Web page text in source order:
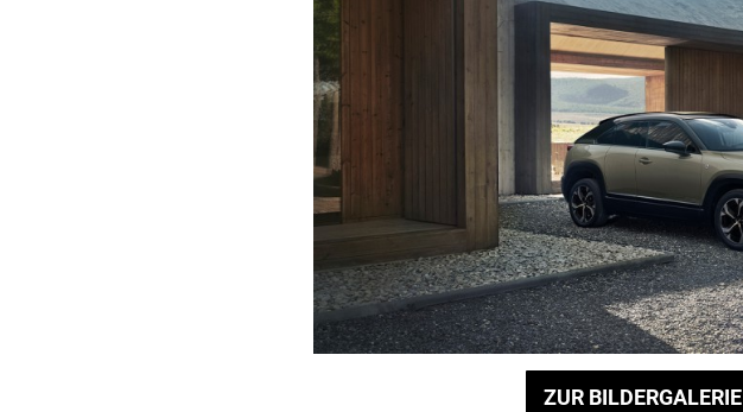
ZUR BILDERGALERIE